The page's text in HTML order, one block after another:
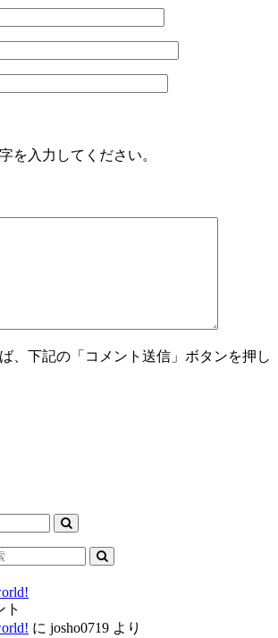
を入力してください。
、下記の「コメント送信」ボタンを押し
ト
に josho0719 より